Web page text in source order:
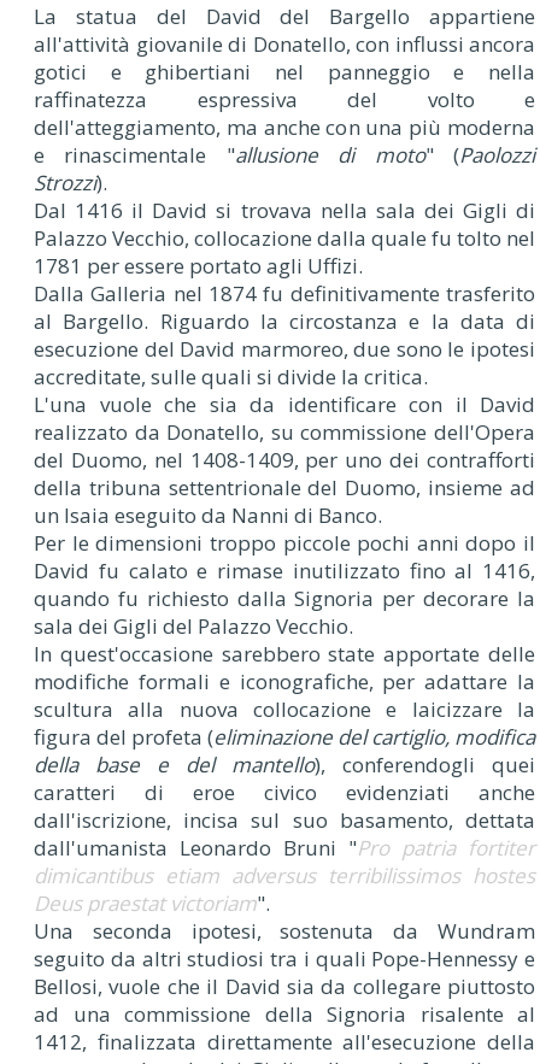
La statua del David del Bargello appartiene
all'attività giovanile di Donatello, con influssi ancora
gotici e ghibertiani nel panneggio e nella
raffinatezza espressiva del volto e
dell'atteggiamento, ma anche con una più moderna
e rinascimentale "allusione di moto" (Paolozzi
Strozzi).
Dal 1416 il David si trovava nella sala dei Gigli di
Palazzo Vecchio, collocazione dalla quale fu tolto nel
1781 per essere portato agli Uffizi.
Dalla Galleria nel 1874 fu definitivamente trasferito
al Bargello. Riguardo la circostanza e la data di
esecuzione del David marmoreo, due sono le ipotesi
accreditate, sulle quali si divide la critica.
L'una vuole che sia da identificare con il David
realizzato da Donatello, su commissione dell'Opera
del Duomo, nel 1408-1409, per uno dei contrafforti
della tribuna settentrionale del Duomo, insieme ad
un Isaia eseguito da Nanni di Banco.
Per le dimensioni troppo piccole pochi anni dopo il
David fu calato e rimase inutilizzato fino al 1416,
quando fu richiesto dalla Signoria per decorare la
sala dei Gigli del Palazzo Vecchio.
In quest'occasione sarebbero state apportate delle
modifiche formali e iconografiche, per adattare la
scultura alla nuova collocazione e laicizzare la
figura del profeta (eliminazione del cartiglio, modifica
della base e del mantello), conferendogli quei
caratteri di eroe civico evidenziati anche
dall'iscrizione, incisa sul suo basamento, dettata
dall'umanista Leonardo Bruni "Pro patria fortiter
dimicantibus etiam adversus terribilissimos hostes
Deus praestat victoriam".
Una seconda ipotesi, sostenuta da Wundram
seguito da altri studiosi tra i quali Pope-Hennessy e
Bellosi, vuole che il David sia da collegare piuttosto
ad una commissione della Signoria risalente al
1412, finalizzata direttamente all'esecuzione della